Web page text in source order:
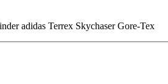
adidas Terrex Skychaser Gore-Tex